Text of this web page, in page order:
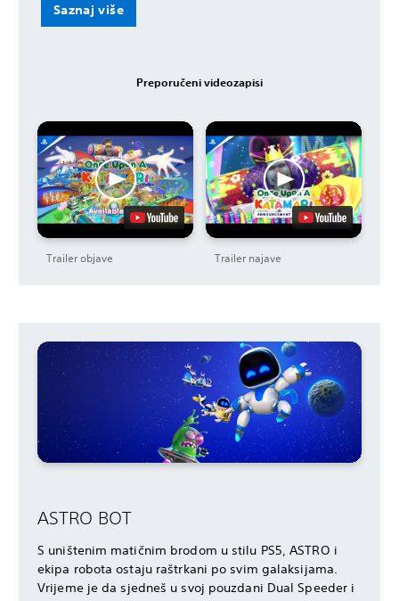
Saznaj više
Preporučeni videozapisi
Trailer objave Trailer najave
ASTRO BOT
S uništenim matičnim brodom u stilu PS5, ASTRO i
ekipa robota ostaju raštrkani po svim galaksijama.
Vrijeme je da sjedneš u svoj pouzdani Dual Speeder i